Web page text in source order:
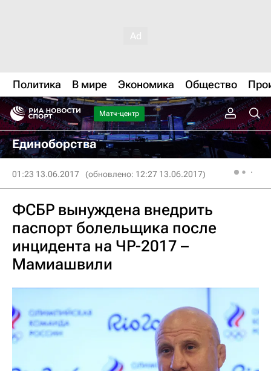
Политика В мире Экономика Общество
Матч-центр
Единоборства
01:23 13.06.2017 (обновлено: 12:27 13.06.2017)
ФСБР вынуждена внедрить
паспорт болельщика после
инцидента на ЧР-2017 –
Мамиашвили